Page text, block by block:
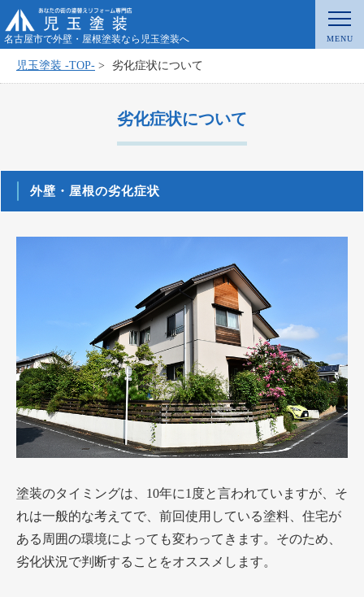
名古屋市で外壁・屋根塗装なら児玉塗装へ
児玉塗装 -TOP- > 劣化症状について
劣化症状について
外壁・屋根の劣化症状
塗装のタイミングは、10年に1度と言われていますが、そ
れは一般的な考えてで、前回使用している塗料、住宅が
ある周囲の環境によっても変わってきます。そのため、
劣化状況で判断することをオススメします。